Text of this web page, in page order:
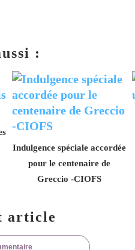
:
Indulgence spéciale accordée
pour le centenaire de
Greccio -CIOFS
article